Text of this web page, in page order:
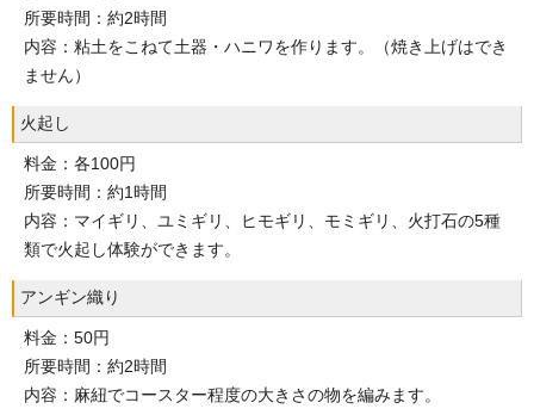
所要時間：約2時間
内容：粘土をこねて土器・ハニワを作ります。（焼き上げはでき
ません）
火起し
料金：各100円
所要時間：約1時間
内容：マイギリ、ユミギリ、ヒモギリ、モミギリ、火打石の5種
類で火起し体験ができます。
アンギン織り
料金：50円
所要時間：約2時間
内容：麻紐でコースター程度の大きさの物を編みます。